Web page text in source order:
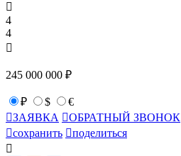

4
4

245 000 000 ₽
₽ $
€
ЗАЯВКА ОБРАТНЫЙ ЗВОНОК
сохранить поделиться
